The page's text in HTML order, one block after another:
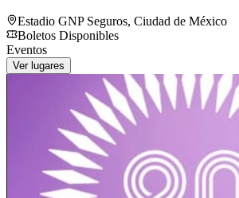
Estadio GNP Seguros, Ciudad de México
Boletos Disponibles
Eventos
Ver lugares